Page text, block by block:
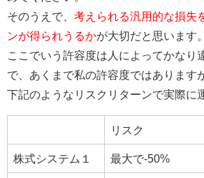
そのうえで、 考えられる汎用的な損失
ンが得られうるかが大切だと思います。
ここでいう許容度は人によってかなり
で、あくまで私の許容度ではあります
下記のようなリスクリターンで実際に
リスク
株式システム１ 最大で‐50%